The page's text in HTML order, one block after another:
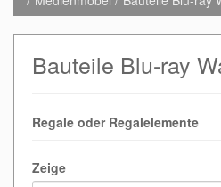
Bauteile Blu-ray
Regale oder Regalelemente
Zeige